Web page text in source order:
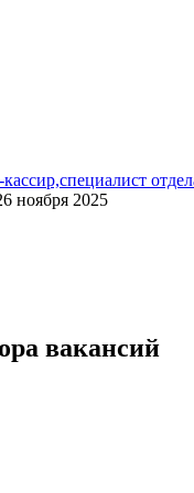
ноября 2025
вакансий